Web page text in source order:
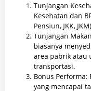
Tunjangan
Kesehatan dan
Pensiun, JKK,
Tunjangan
biasanya
area pabrik atau
transportasi.
Bonus Performa:
yang mencapai